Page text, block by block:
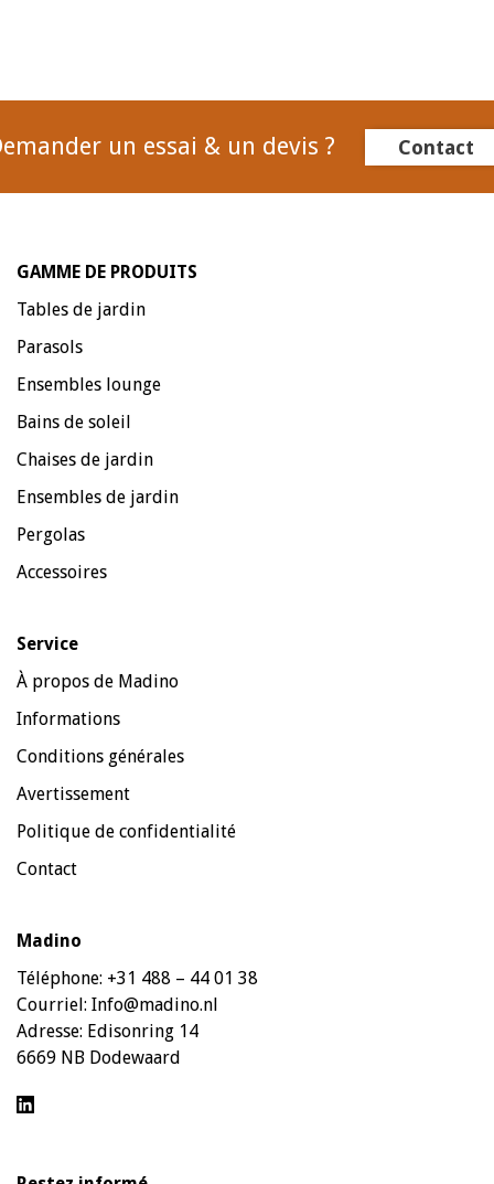
un essai & un devis ? Contact
GAMME DE PRODUITS
Tables de jardin
Parasols
Ensembles lounge
Bains de soleil
Chaises de jardin
Ensembles de jardin
Pergolas
Accessoires
Service
À propos de Madino
Informations
Conditions générales
Avertissement
Politique de confidentialité
Contact
Madino
Téléphone: +31 488 – 44 01 38
Courriel: Info@madino.nl
Adresse: Edisonring 14
6669 NB Dodewaard